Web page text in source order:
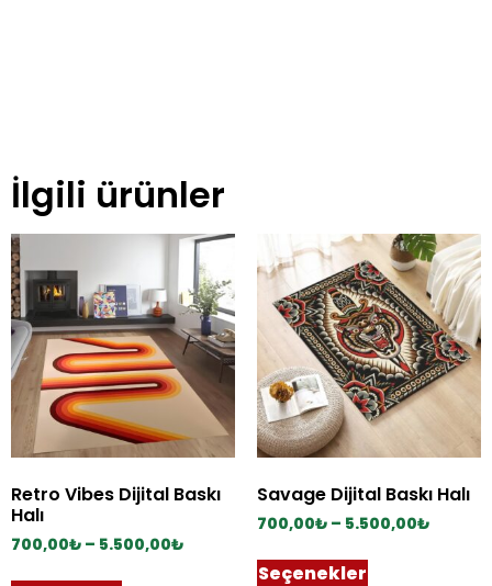
İlgili ürünler
Retro Vibes Dijital Baskı
Halı
700,00₺ – 5.500,00₺
Savage Dijital Baskı Halı
700,00₺ – 5.500,00₺
Seçenekler